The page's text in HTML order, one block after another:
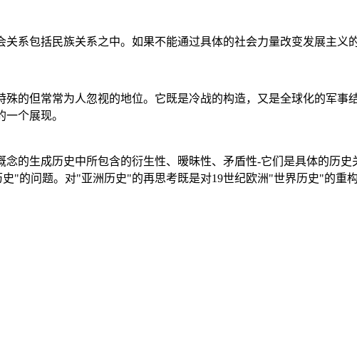
系包括民族关系之中。如果不能通过具体的社会力量改变发展主义
的但常常为人忽视的地位。它既是冷战的构造，又是全球化的军事
个展现。
的生成历史中所包含的衍生性、暧昧性、矛盾性-它们是具体的历
"的问题。对"亚洲历史"的再思考既是对19世纪欧洲"世界历史"的重